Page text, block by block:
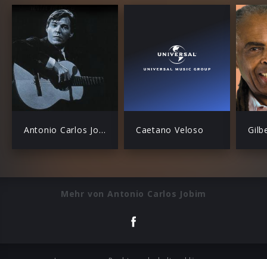
Antonio Carlos Jobim Caetano Veloso
Mehr von Antonio Carlos Jobim